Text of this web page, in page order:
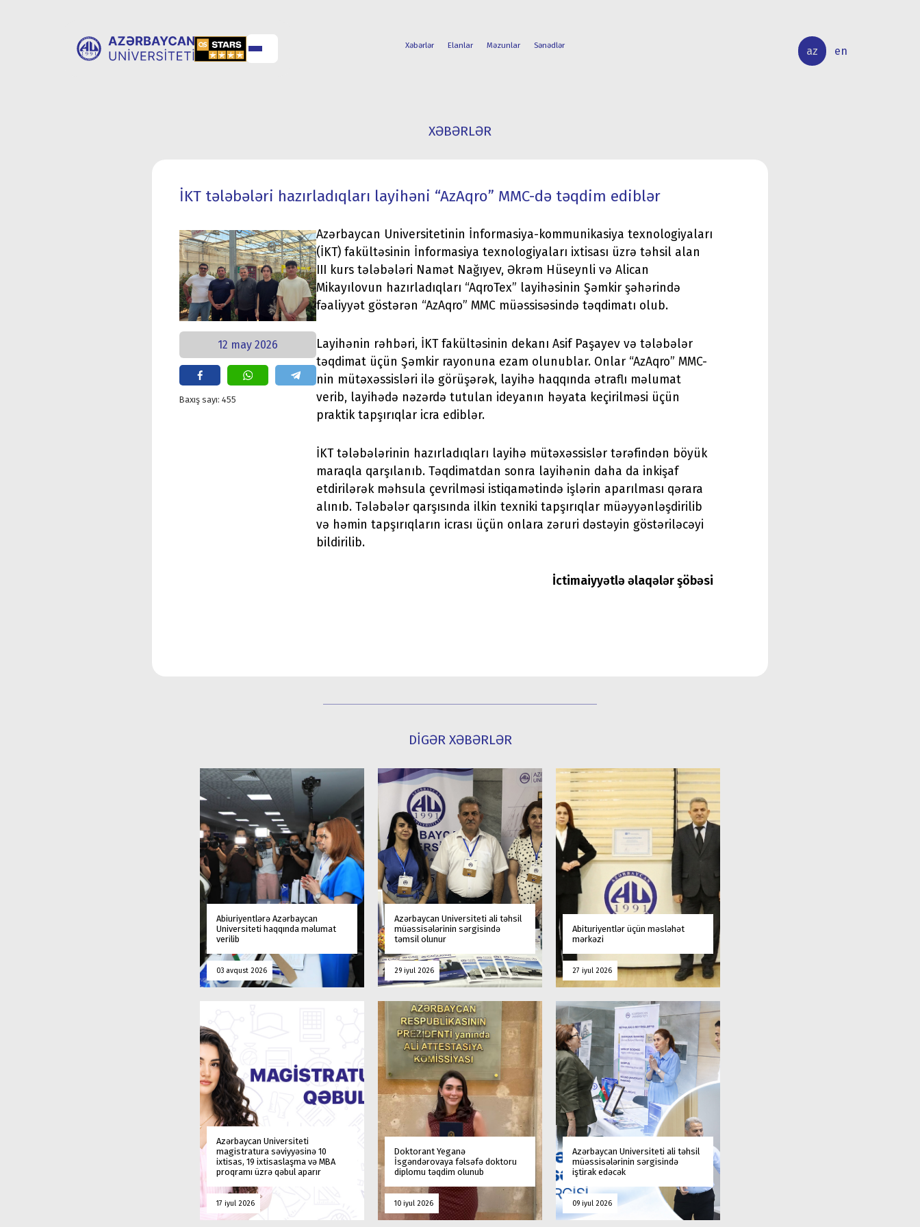
Xəbərlər Elanlar Məzunlar Sənədlər az en
XƏBƏRLƏR
İKT tələbələri hazırladıqları layihəni “AzAqro” MMC-də təqdim ediblər
12 may 2026
Baxış sayı: 455
Azərbaycan Universitetinin İnformasiya-kommunikasiya texnologiyaları
(İKT) fakültəsinin İnformasiya texnologiyaları ixtisası üzrə təhsil alan
III kurs tələbələri Namət Nağıyev, Əkrəm Hüseynli və Alican
Mikayılovun hazırladıqları “AqroTex” layihəsinin Şəmkir şəhərində
fəaliyyət göstərən “AzAqro” MMC müəssisəsində təqdimatı olub.
Layihənin rəhbəri, İKT fakültəsinin dekanı Asif Paşayev və tələbələr
təqdimat üçün Şəmkir rayonuna ezam olunublar. Onlar “AzAqro” MMC-
nin mütəxəssisləri ilə görüşərək, layihə haqqında ətraflı məlumat
verib, layihədə nəzərdə tutulan ideyanın həyata keçirilməsi üçün
praktik tapşırıqlar icra ediblər.
İKT tələbələrinin hazırladıqları layihə mütəxəssislər tərəfindən böyük
maraqla qarşılanıb. Təqdimatdan sonra layihənin daha da inkişaf
etdirilərək məhsula çevrilməsi istiqamətində işlərin aparılması qərara
alınıb. Tələbələr qarşısında ilkin texniki tapşırıqlar müəyyənləşdirilib
və həmin tapşırıqların icrası üçün onlara zəruri dəstəyin göstəriləcəyi
bildirilib.
İctimaiyyətlə əlaqələr şöbəsi
DİGƏR XƏBƏRLƏR
Abiuriyentlərə Azərbaycan
Universiteti haqqında məlumat
verilib
03 avqust 2026
Azərbaycan Universiteti ali təhsil
müəssisələrinin sərgisində
təmsil olunur
29 iyul 2026
Abituriyentlər üçün məsləhət
mərkəzi
27 iyul 2026
Azərbaycan Universiteti
magistratura səviyyəsinə 10
ixtisas, 19 ixtisaslaşma və MBA
proqramı üzrə qəbul aparır
17 iyul 2026
Doktorant Yeganə
İsgəndərovaya fəlsəfə doktoru
diplomu təqdim olunub
10 iyul 2026
Azərbaycan Universiteti ali təhsil
müəssisələrinin sərgisində
iştirak edəcək
09 iyul 2026